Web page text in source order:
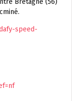
speed-